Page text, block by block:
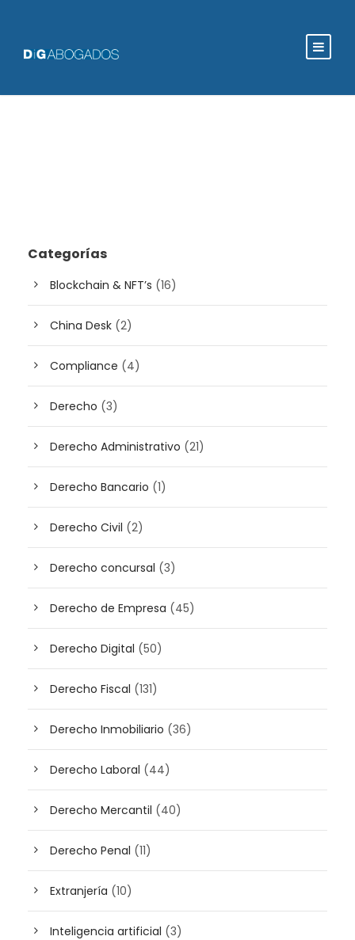
Categorías
Blockchain & NFT’s (16)
China Desk (2)
Compliance (4)
Derecho (3)
Derecho Administrativo (21)
Derecho Bancario (1)
Derecho Civil (2)
Derecho concursal (3)
Derecho de Empresa (45)
Derecho Digital (50)
Derecho Fiscal (131)
Derecho Inmobiliario (36)
Derecho Laboral (44)
Derecho Mercantil (40)
Derecho Penal (11)
Extranjería (10)
Inteligencia artificial (3)